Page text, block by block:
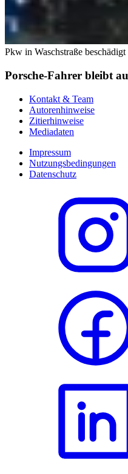
Pkw in Waschstraße beschädigt
Porsche-Fahrer bleibt
Kontakt & Team
Autorenhinweise
Zitierhinweise
Mediadaten
Impressum
Nutzungsbedingungen
Datenschutz